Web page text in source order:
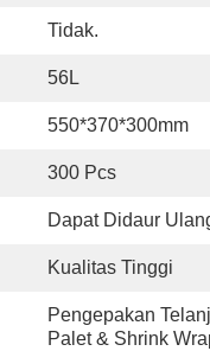
Tidak.
56L
550*370*300mm
300 Pcs
Dapat Didaur
Kualitas Tinggi
Pengepakan
Palet & Shrink